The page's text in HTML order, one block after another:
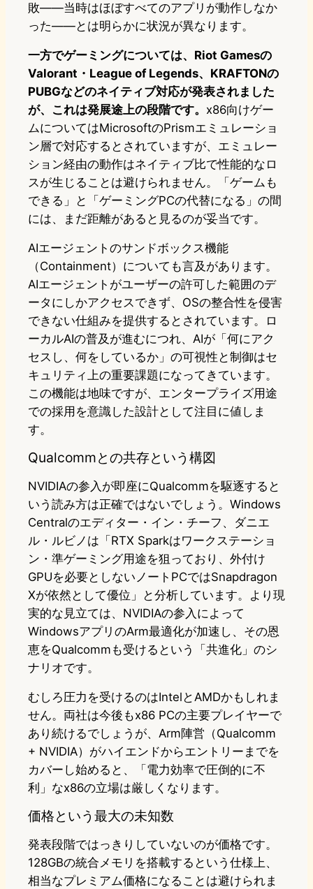
敗——当時はほぼすべてのアプリが動作しなか
った——とは明らかに状況が異なります。
一方でゲーミングについては、Riot Gamesの
Valorant・League of Legends、KRAFTONの
PUBGなどのネイティブ対応が発表されました
が、これは発展途上の段階です。 x86向けゲー
ムについてはMicrosoftのPrismエミュレーショ
ン層で対応するとされていますが、エミュレー
ション経由の動作はネイティブ比で性能的なロ
スが生じることは避けられません。「ゲームも
できる」と「ゲーミングPCの代替になる」の間
には、まだ距離があると見るのが妥当です。
AIエージェントのサンドボックス機能
（Containment）についても言及があります。
AIエージェントがユーザーの許可した範囲のデ
ータにしかアクセスできず、OSの整合性を侵害
できない仕組みを提供するとされています。ロ
ーカルAIの普及が進むにつれ、AIが「何にアク
セスし、何をしているか」の可視性と制御はセ
キュリティ上の重要課題になってきています。
この機能は地味ですが、エンタープライズ用途
での採用を意識した設計として注目に値しま
す。
Qualcommとの共存という構図
NVIDIAの参入が即座にQualcommを駆逐すると
いう読み方は正確ではないでしょう。Windows
Centralのエディター・イン・チーフ、ダニエ
ル・ルビノは「RTX Sparkはワークステーショ
ン・準ゲーミング用途を狙っており、外付け
GPUを必要としないノートPCではSnapdragon
Xが依然として優位」と分析しています。より現
実的な見立ては、NVIDIAの参入によって
WindowsアプリのArm最適化が加速し、その恩
恵をQualcommも受けるという「共進化」のシ
ナリオです。
むしろ圧力を受けるのはIntelとAMDかもしれま
せん。両社は今後もx86 PCの主要プレイヤーで
あり続けるでしょうが、Arm陣営（Qualcomm
+ NVIDIA）がハイエンドからエントリーまでを
カバーし始めると、「電力効率で圧倒的に不
利」なx86の立場は厳しくなります。
価格という最大の未知数
発表段階ではっきりしていないのが価格です。
128GBの統合メモリを搭載するという仕様上、
相当なプレミアム価格になることは避けられま